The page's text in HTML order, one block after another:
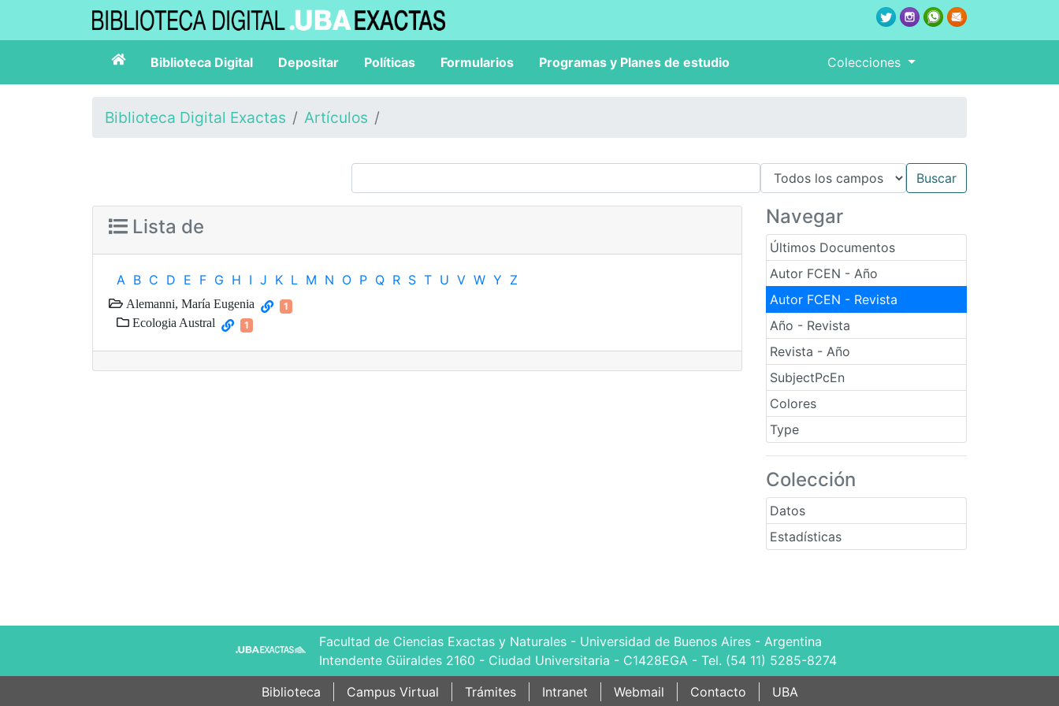
Biblioteca Digital Depositar Políticas Formularios Programas y Planes de estudio Colecciones
Biblioteca Digital Exactas Artículos
Navegar
Últimos Documentos
Autor FCEN - Año
Autor FCEN - Revista
Año - Revista
Revista - Año
SubjectPcEn
Colores
Type
Colección
Datos
Estadísticas
Lista de
A B C D E F G H I J K L M N O P Q R S T U V W Y Z
Alemanni, María Eugenia 1
Ecologia Austral 1
Facultad de Ciencias Exactas y Naturales - Universidad de Buenos Aires - Argentina
Intendente Güiraldes 2160 - Ciudad Universitaria - C1428EGA - Tel. (54 11) 5285-8274
Biblioteca
Campus Virtual Trámites Intranet Webmail Contacto UBA